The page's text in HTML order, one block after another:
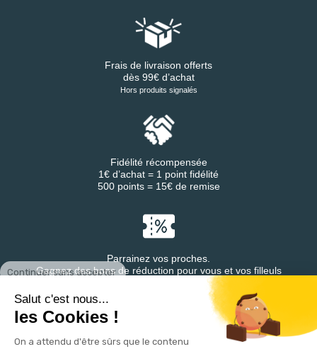
Continuer sans accepter
Salut c'est nous...
les Cookies !
On a attendu d'être sûrs que le contenu
Frais de livraison offerts
dès 99€ d’achat
Hors produits signalés
Fidélité récompensée
1€ d’achat = 1 point fidélité
500 points = 15€ de remise
Parrainez vos proches.
Gagnez des bons de réduction pour vous et vos filleuls